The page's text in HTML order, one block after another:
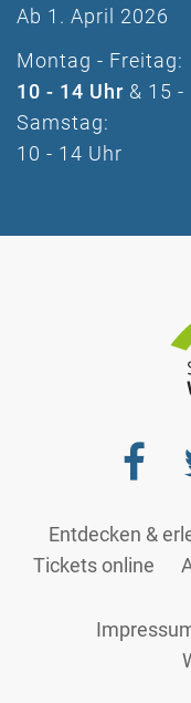
Ab 1. April 2026
Montag - Freitag:
10 - 14 Uhr & 15 -
Samstag:
10 - 14 Uhr
Entdecken &
Tickets online